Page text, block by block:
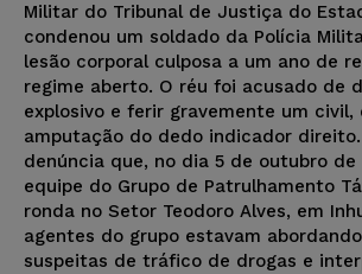
Militar do Tribunal de Justiça do
condenou um soldado da Polícia
lesão corporal culposa a um ano de
regime aberto. O réu foi acusado de
explosivo e ferir gravemente um civil,
amputação do dedo indicador
denúncia que, no dia 5 de outubro de
equipe do Grupo de Patrulhamento
ronda no Setor Teodoro Alves, em
agentes do grupo estavam
suspeitas de tráfico de drogas e